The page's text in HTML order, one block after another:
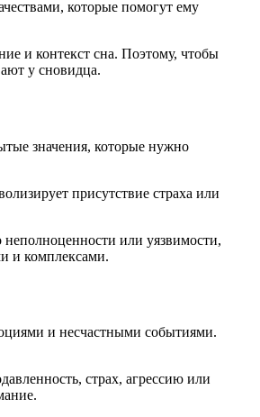
которые помогут ему
и контекст сна. Поэтому, чтобы
у сновидца.
значения, которые нужно
присутствие страха или
или уязвимости,
и комплексами.
и несчастными событиями.
страх, агрессию или